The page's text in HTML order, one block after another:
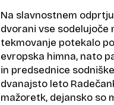
Na slavnostnem
dvorani vse sodelujoče
tekmovanje potekalo
evropska himna, nato
in predsednice
dvanajsto leto
mažoretk, dejansko so